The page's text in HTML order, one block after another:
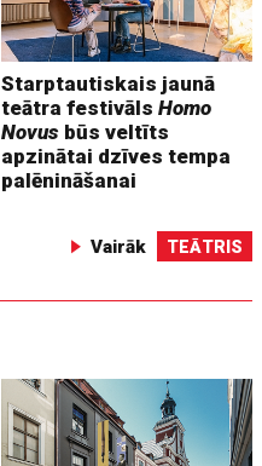
Starptautiskais jaunā
teātra festivālsHomo
Novus būs veltīts
apzinātai dzīves tempa
palēnināšanai
Vairāk TEĀTRIS